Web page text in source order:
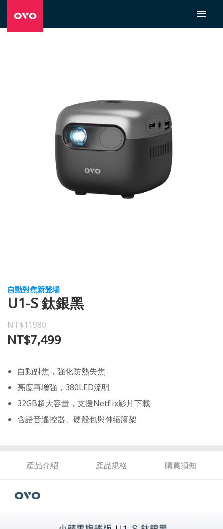
自動對焦新登場
U1-S 鈦銀黑
NT$11980
NT$7,499
自動對焦，強化防熱失焦
亮度再增強，380LED流明
32GB超大容量，支援Netflix影片下載
含語音遙控器、硬殼包與伸縮腳架
產品介紹 產品規格 購買須知